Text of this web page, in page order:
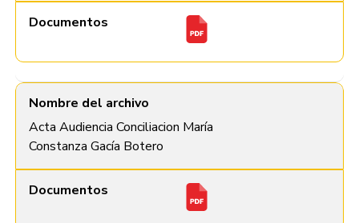
Documentos
Nombre del archivo
Acta Audiencia Conciliacion María
Constanza Gacía Botero
Documentos